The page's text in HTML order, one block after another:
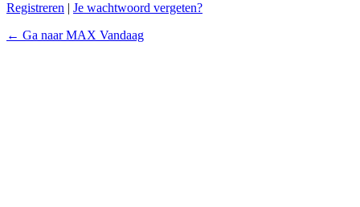
Registreren | Je wachtwoord vergeten?
← Ga naar MAX Vandaag